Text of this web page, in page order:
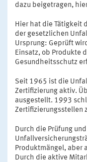
dazu beigetragen,
Hier hat die Tätigkeit
der gesetzlichen
Ursprung: Geprüft
Einsatz, ob Produkte
Gesundheitsschutz
Seit 1965 ist die
Zertifizierung aktiv.
ausgestellt. 1993
Zertifizierungsstellen
Durch die Prüfung
Produktmängel, aber
Durch die aktive